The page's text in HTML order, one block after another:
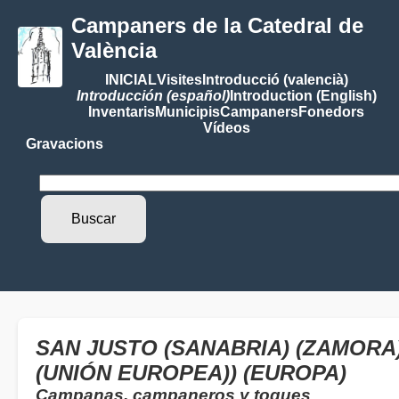
Campaners de la Catedral de
València
INICIALVisitesIntroducció (valencià)
Introducción (español)Introduction (English)
InventarisMunicipisCampanersFonedors
Vídeos
Gravacions
SAN JUSTO (SANABRIA)
(UNIÓN EUROPEA)) (EUROPA)
Campanas, campaneros y toques